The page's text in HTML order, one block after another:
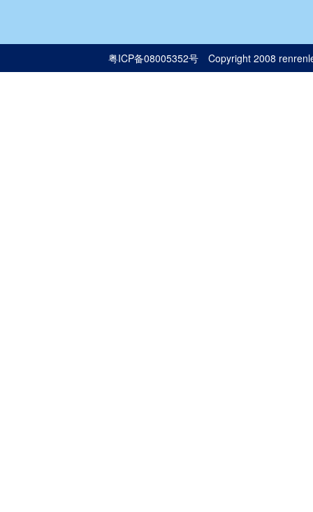
粤ICP备08005352号Copyright 2008